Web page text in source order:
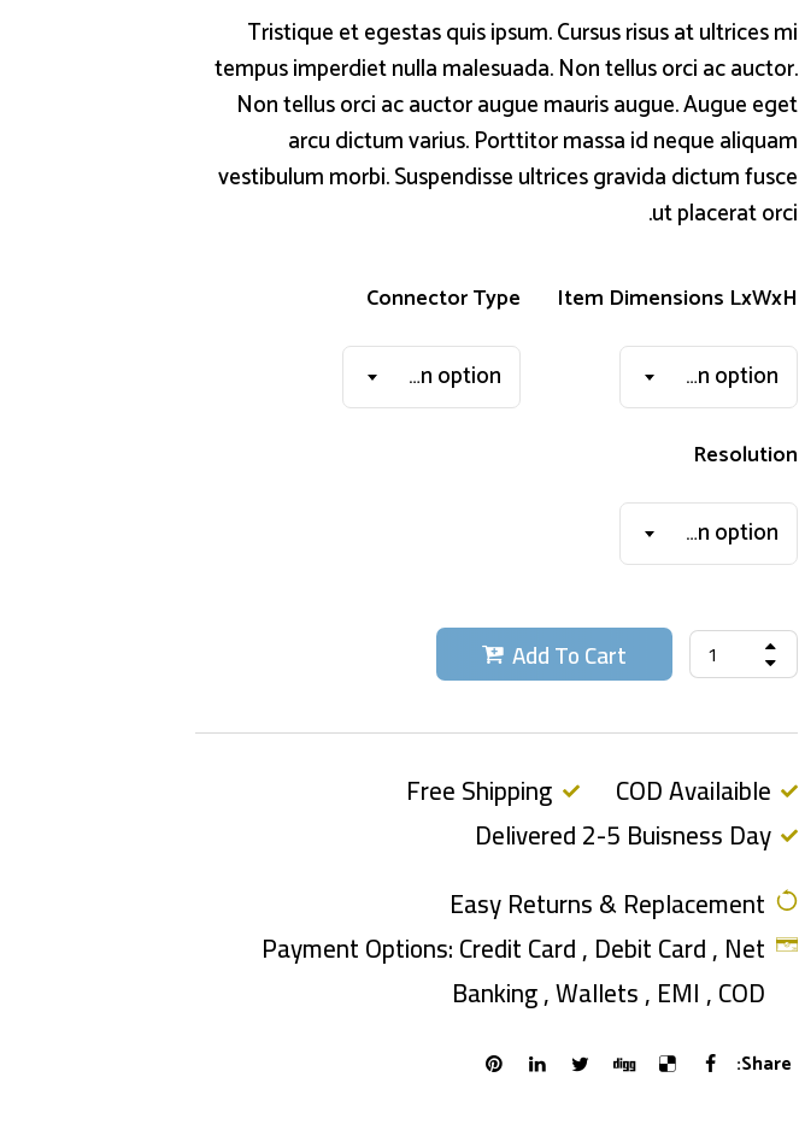
Tristique et egestas quis ipsum. Cursus risus at ultrices mi
tempus imperdiet nulla malesuada. Non tellus orci ac auctor.
Non tellus orci ac auctor augue mauris augue. Augue eget
arcu dictum varius. Porttitor massa id neque aliquam
vestibulum morbi. Suspendisse ultrices gravida dictum fusce
ut placerat orci.
Item Dimensions LxWxH
Choose an option
Connector Type
Choose an option
Resolution
Choose an option
Add To Cart
COD Availaible
Free Shipping
Delivered 2-5 Buisness Day
Easy Returns & Replacement
Payment Options:Credit Card , Debit Card , Net
Banking , Wallets , EMI , COD
Share: